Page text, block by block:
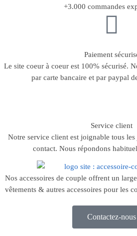
+3.000 commandes
Paiement
Le site coeur à coeur est 100% sécurisé.
par carte bancaire et par paypal
Service client
Notre service client est joignable tous
contact. Nous répondons
Nos accessoires de couple offrent un
vêtements & autres accessoires pour les
Contactez-nous